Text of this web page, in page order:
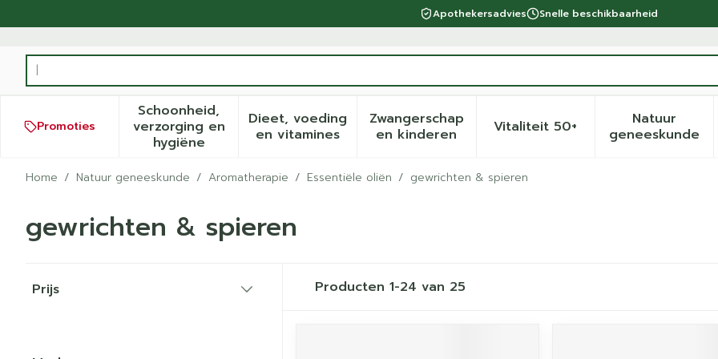
Apothekersadvies Snelle beschikbaarheid
Product, merk, categorie...
Promoties
Schoonheid,
verzorging en
hygiëneToon submenu voor Schoonheid, verzorging en hygiëne categorie
Dieet, voeding
en vitamines
Toon submenu voor Dieet, voeding en vitamines categorie
Zwangerschap
en kinderenToon submenu voor Zwangerschap en
Vitaliteit 50+Toon submenu voor
Natuur
geneeskunde
Toon
Home / Natuur geneeskunde / Aromatherapie / Essentiële oliën / gewrichten & spieren
gewrichten & spieren
Prijs
Producten 1-24 van 25